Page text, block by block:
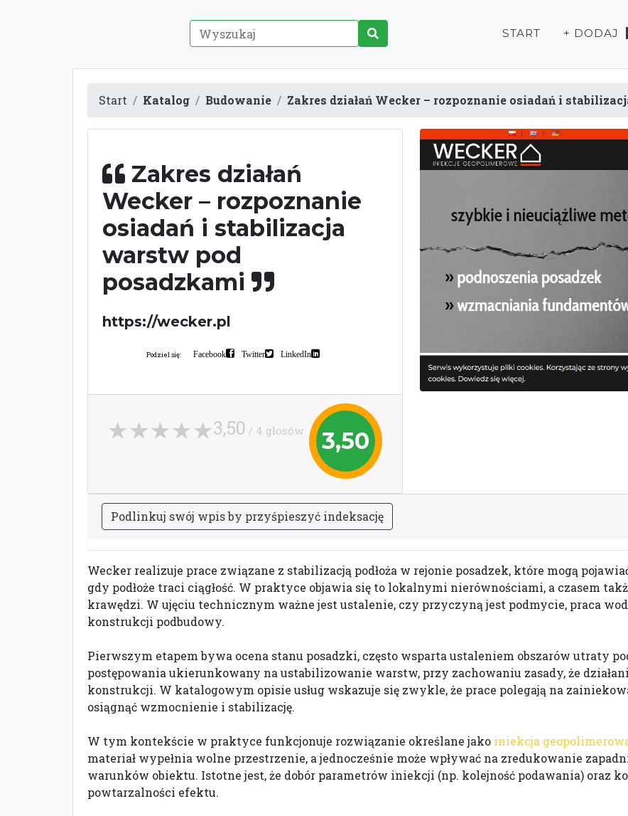
START + DODAJ
Start Katalog Budowanie Zakres działań Wecker – rozpoznanie osiadań i
Zakres działań
Wecker – rozpoznanie
osiadań i stabilizacja
warstw pod
posadzkami
https://wecker.pl
Podziel się: Facebook Twitter LinkedIn
3,50
3,50 / 4 głosów
Podlinkuj swój wpisby przyśpieszyć indeksację
Wecker realizuje prace związane z stabilizacją podłoża w rejonie posadzek, które mogą
gdy podłoże traci ciągłość. W praktyce objawia się to lokalnymi nierównościami, a czasem
krawędzi. W ujęciu technicznym ważne jest ustalenie, czy przyczyną jest podmycie, praca
konstrukcji podbudowy.
Pierwszym etapem bywa ocena stanu posadzki, często wsparta ustaleniem obszarów utraty
postępowania ukierunkowany na ustabilizowanie warstw, przy zachowaniu zasady, że
konstrukcji. W katalogowym opisie usług wskazuje się zwykle, że prace polegają na
osiągnąć wzmocnienie i stabilizację.
W tym kontekście w praktyce funkcjonuje rozwiązanie określane jako iniekcja
materiał wypełnia wolne przestrzenie, a jednocześnie może wpływać na zredukowanie
warunków obiektu. Istotne jest, że dobór parametrów iniekcji (np. kolejność podawania) oraz
powtarzalności efektu.